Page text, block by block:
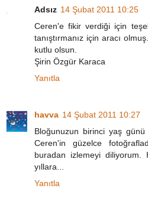
Adsız 14 Şubat 2011 10:25
Ceren'e fikir verdiği için
tanıştırmanız için aracı
kutlu olsun.
Şirin Özgür Karaca
Yanıtla
havva 14 Şubat 2011 10:27
Bloğunuzun birinci yaş
Ceren'in güzelce
buradan izlemeyi
yıllara...
Yanıtla